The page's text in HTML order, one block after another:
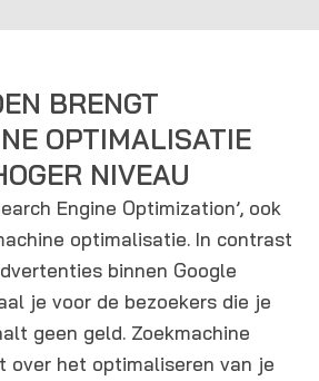
BRENGT
OPTIMALISATIE
NIVEAU
Engine Optimization’, ook
optimalisatie. In contrast
binnen Google
je voor de bezoekers die je
geen geld. Zoekmachine
over het optimaliseren van je